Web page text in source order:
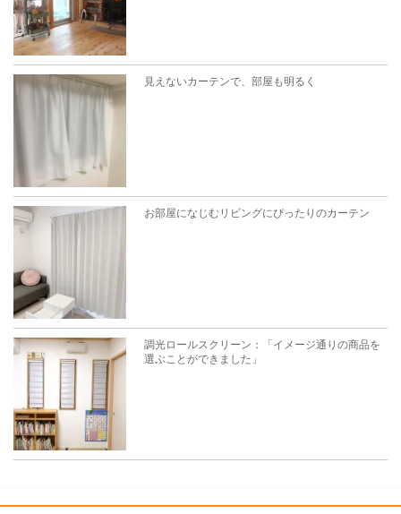
見えないカーテンで、部屋も明るく
お部屋になじむリビングにぴったりのカーテン
調光ロールスクリーン：「イメージ通りの商品を
選ぶことができました」